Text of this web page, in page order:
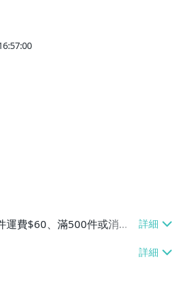
運費$60、滿500件或消費
】